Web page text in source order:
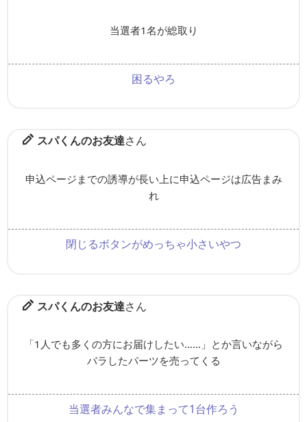
当選者1名が総取り
困るやろ
スパくんのお友達さん
申込ページまでの誘導が長い上に申込ページは広告まみ
れ
閉じるボタンがめっちゃ小さいやつ
スパくんのお友達さん
「1人でも多くの方にお届けしたい……」とか言いながら
バラしたパーツを売ってくる
当選者みんなで集まって1台作ろう